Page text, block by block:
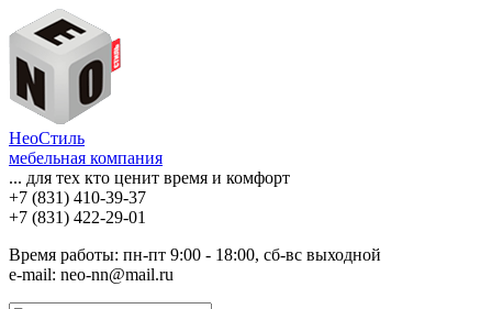
НеоСтиль
мебельная компания
... для тех кто ценит время и комфорт
+7 (831) 410-39-37
+7 (831) 422-29-01
Время работы: пн-пт 9:00 - 18:00, сб-вс выходной
e-mail: neo-nn@mail.ru